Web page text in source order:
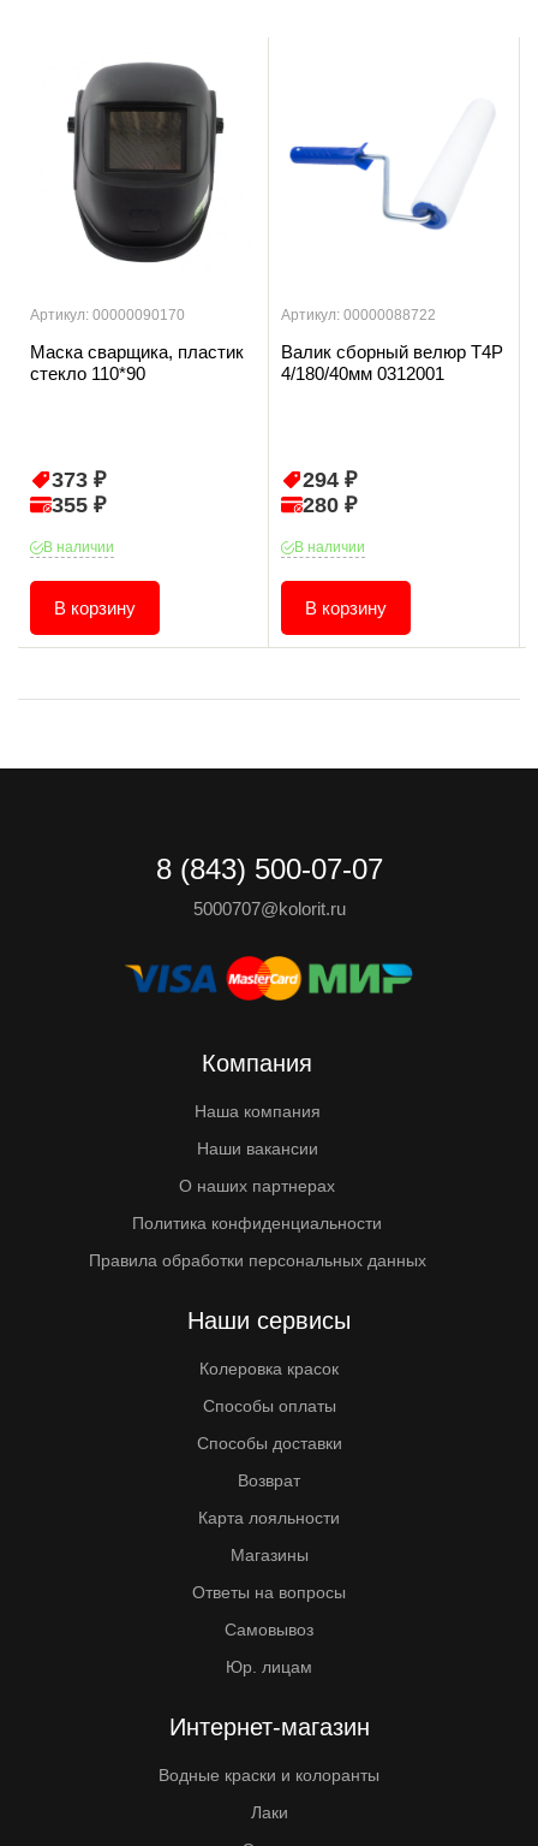
Артикул: 00000090170
Маска сварщика, пластик
стекло 110*90
373 ₽
355 ₽
В наличии
В корзину
Артикул: 00000088722
Валик сборный велюр T4P
4/180/40мм 0312001
294 ₽
280 ₽
В наличии
В корзину
8 (843) 500-07-07
5000707@kolorit.ru
Компания
Наша компания
Наши вакансии
О наших партнерах
Политика конфиденциальности
Правила обработки персональных данных
Наши сервисы
Колеровка красок
Способы оплаты
Способы доставки
Возврат
Карта лояльности
Магазины
Ответы на вопросы
Самовывоз
Юр. лицам
Интернет-магазин
Водные краски и колоранты
Лаки